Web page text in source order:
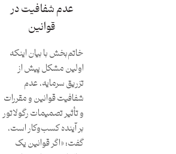
عدم شفافیت در
قوانین
خاتم‌بخش با بیان اینکه
اولین مشکل پیش از
تزریق سرمایه، عدم
شفافیت قوانین و مقررات
و تأثیر تصمیمات رگولاتور
بر آینده کسب‌وکار است،
گفت: «اگر قوانین یک